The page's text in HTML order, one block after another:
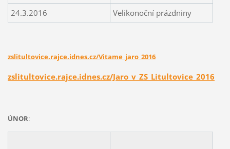
24.3.2016
Velikonoční prázdniny
zslitultovice.rajce.idnes.cz/Vitame_jaro_2016
zslitultovice.rajce.idnes.cz/Jaro_v_ZS_Litultovice_2016
ÚNOR: